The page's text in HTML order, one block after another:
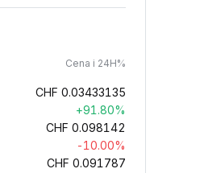
Cena i 24H%
CHF 0.03433135
+91.80%
CHF 0.098142
-10.00%
CHF 0.091787